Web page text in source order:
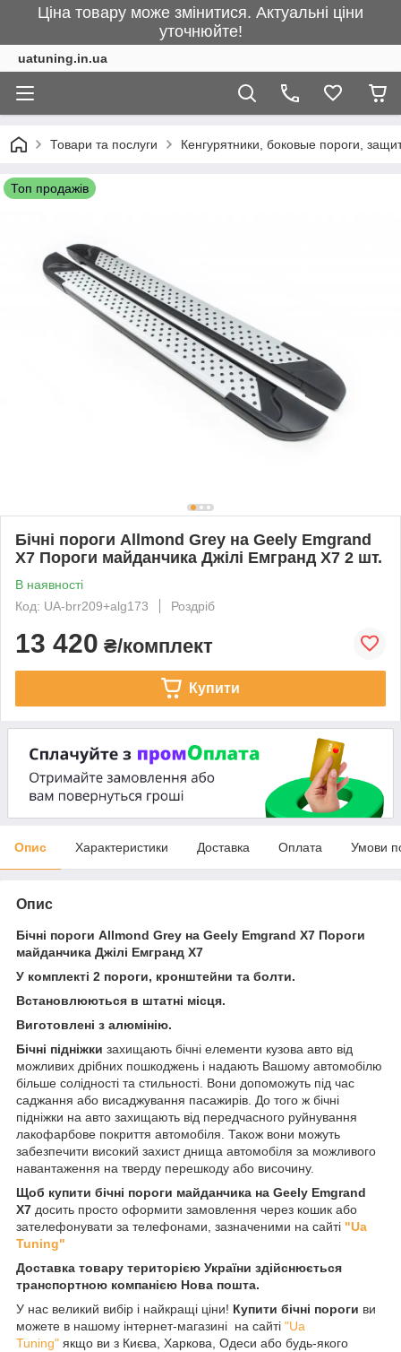
Ціна товару може змінитися. Актуальні ціни
уточнюйте!
uatuning.in.ua
Товари та послуги Кенгурятники, боковые пороги,
Топ продажів
Бічні пороги Allmond Grey на Geely Emgrand
X7 Пороги майданчика Джілі Емгранд Х7 2 шт.
В наявності
Код: UA-brr209+alg173
Роздріб
13 420 ₴/комплект
Купити
Опис Характеристики Доставка Оплата Умови
Опис
Бічні пороги Allmond Grey на Geely Emgrand X7 Пороги
майданчика Джілі Емгранд Х7
У комплекті 2 пороги, кронштейни та болти.
Встановлюються в штатні місця.
Виготовлені з алюмінію.
Бічні підніжки захищають бічні елементи кузова авто від
можливих дрібних пошкоджень і надають Вашому автомобілю
більше солідності та стильності. Вони допоможуть під час
саджання або висаджування пасажирів. До того ж бічні
підніжки на авто захищають від передчасного руйнування
лакофарбове покриття автомобіля. Також вони можуть
забезпечити високий захист днища автомобіля за можливого
навантаження на тверду перешкоду або височину.
Щоб купити бічні пороги майданчика на Geely Emgrand
X7 досить просто оформити замовлення через кошик або
зателефонувати за телефонами, зазначеними на сайті "Ua
Tuning"
Доставка товару територією України здійснюється
транспортною компанією Нова пошта.
У нас великий вибір і найкращі ціни! Купити бічні пороги ви
можете в нашому інтернет-магазині на сайті "Ua
Tuning" якщо ви з Києва, Харкова, Одеси або будь-якого